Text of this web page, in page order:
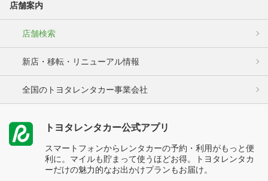
店舗案内
店舗検索
新店・移転・リニューアル情報
全国のトヨタレンタカー事業会社
トヨタレンタカー公式アプリ
スマートフォンからレンタカーの予約・利用がもっと便
利に。マイルも貯まって使うほどお得。トヨタレンタカ
ーだけの魅力的なお出かけプランもお届け。